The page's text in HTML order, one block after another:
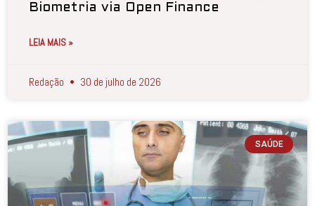
Biometria via Open Finance
LEIA MAIS »
Redação 30 de julho de 2026
SAÚDE